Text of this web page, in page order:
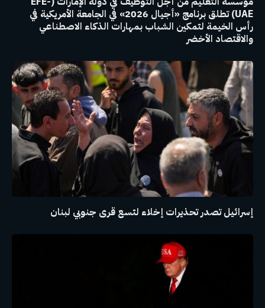
UAE) تطلق برنامج «أجيال 2026» في الجامعة الأمريكية في
رأس الخيمة لتمكين الشباب بمهارات الذكاء الاصطناعي
والاقتصاد الأخضر
إسرائيل تصدر تحذيرات إخلاء لتسع قرى جنوبي لبنان